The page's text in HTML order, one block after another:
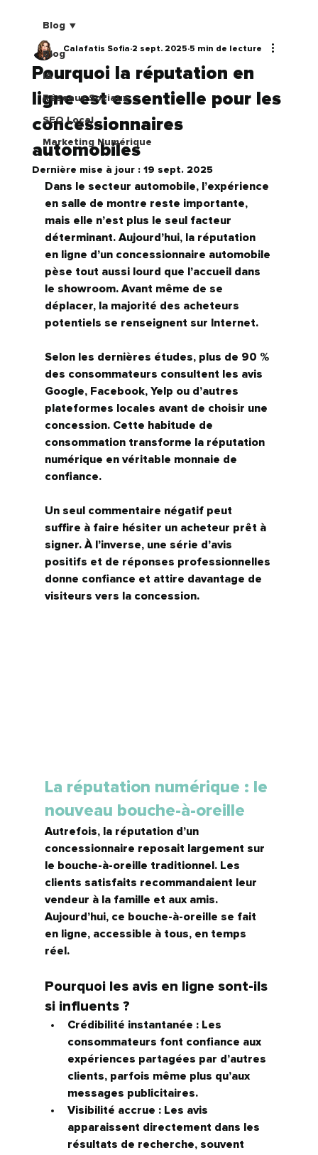
Blog
IA
Réseaux Sociaux
SEO Local
Marketing Numérique
Blog
Pourquoi la réputation en
ligne est essentielle pour les
concessionnaires
automobiles
Calafatis Sofia 2 sept. 2025 5 min de lecture
Dernière mise à jour : 19 sept. 2025
Dans le secteur automobile, l’expérience
en salle de montre reste importante,
mais elle n’est plus le seul facteur
déterminant. Aujourd’hui, la réputation
en ligne d’un concessionnaire automobile
pèse tout aussi lourd que l’accueil dans
le showroom. Avant même de se
déplacer, la majorité des acheteurs
potentiels se renseignent sur Internet.
Selon les dernières études, plus de 90 %
des consommateurs consultent les avis
Google, Facebook, Yelp ou d’autres
plateformes locales avant de choisir une
concession. Cette habitude de
consommation transforme la réputation
numérique en véritable monnaie de
confiance.
Un seul commentaire négatif peut
suffire à faire hésiter un acheteur prêt à
signer. À l’inverse, une série d’avis
positifs et de réponses professionnelles
donne confiance et attire davantage de
visiteurs vers la concession.
La réputation numérique : le
nouveau bouche-à-oreille
Autrefois, la réputation d’un
concessionnaire reposait largement sur
le bouche-à-oreille traditionnel. Les
clients satisfaits recommandaient leur
vendeur à la famille et aux amis.
Aujourd’hui, ce bouche-à-oreille se fait
en ligne, accessible à tous, en temps
réel.
Pourquoi les avis en ligne sont-ils
si influents ?
Crédibilité instantanée : Les
consommateurs font confiance aux
expériences partagées par d’autres
clients, parfois même plus qu’aux
messages publicitaires.
Visibilité accrue : Les avis
apparaissent directement dans les
résultats de recherche, souvent